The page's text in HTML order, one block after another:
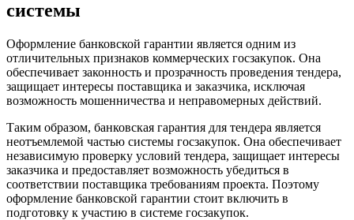
системы
Оформление банковской гарантии является одним из
отличительных признаков коммерческих госзакупок. Она
обеспечивает законность и прозрачность проведения тендера,
защищает интересы поставщика и заказчика, исключая
возможность мошенничества и неправомерных действий.
Таким образом, банковская гарантия для тендера является
неотъемлемой частью системы госзакупок. Она обеспечивает
независимую проверку условий тендера, защищает интересы
заказчика и предоставляет возможность убедиться в
соответствии поставщика требованиям проекта. Поэтому
оформление банковской гарантии стоит включить в
подготовку к участию в системе госзакупок.